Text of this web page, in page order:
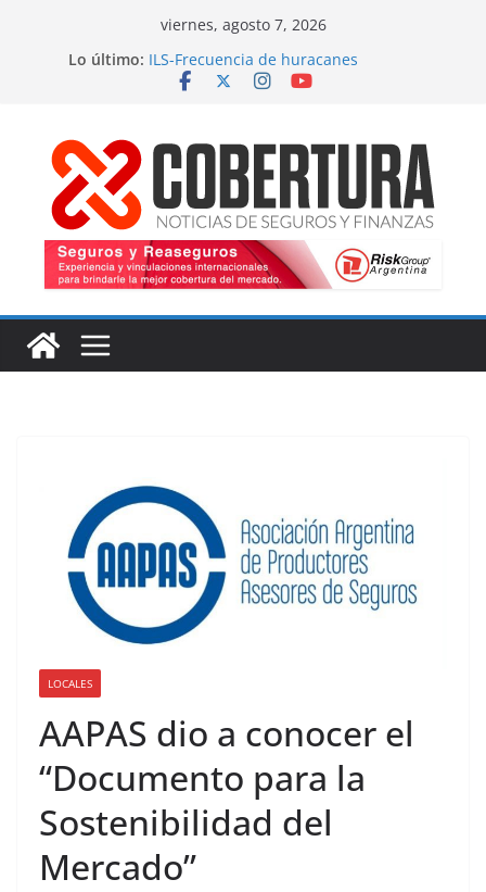
viernes, agosto 7, 2026
Lo último: ILS-Frecuencia de huracanes
Seguro marítimo-Presiones cruzadas
Fitch-Impulso a la innovación
LOCALES
AAPAS dio a conocer el
“Documento para la
Sostenibilidad del
Mercado”